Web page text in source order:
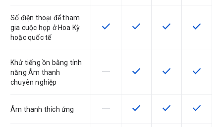
Số điện thoại để tham
gia cuộc họp ở Hoa Kỳ
hoặc quốc tế
SKU có hỗ trợ tính năng này
check SKU có hỗ trợ tính năng
check SKU có hỗ trợ
check SKU có
check
Khử tiếng ồn bằng tính
năng Âm thanh
chuyên nghiệp
SKU này không hỗ trợ tính năng này
horizontal_rule SKU có hỗ trợ tính năng
check SKU có hỗ trợ
check SKU có
check
Âm thanh thích ứng SKU này không hỗ trợ tính năng này
horizontal_rule SKU có hỗ trợ tính năng
check SKU có hỗ trợ
check SKU có
check